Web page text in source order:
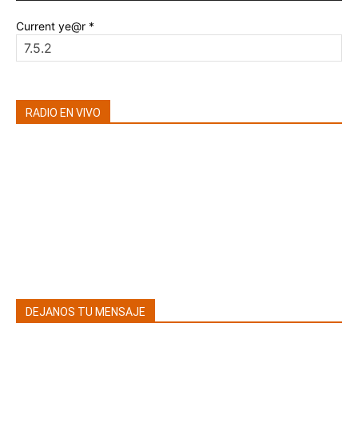
Current ye@r *
RADIO EN VIVO
DEJANOS TU MENSAJE